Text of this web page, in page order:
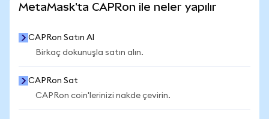
MetaMask'ta CAPRon ile neler yapılır
CAPRon Satın Al
Birkaç dokunuşla satın alın.
CAPRon Sat
CAPRon coin'lerinizi nakde çevirin.